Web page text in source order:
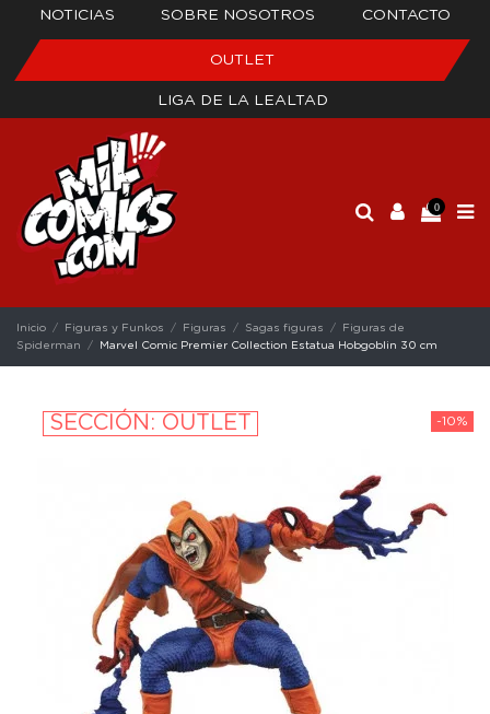
NOTICIAS SOBRE NOSOTROS CONTACTO
OUTLET
LIGA DE LA LEALTAD
0
Inicio Figuras y Funkos Figuras Sagas figuras
Figuras de
Spiderman
Marvel Comic Premier Collection Estatua Hobgoblin 30 cm
-10%
SECCIÓN: OUTLET